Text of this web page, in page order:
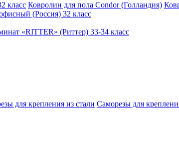
класс Ковролин для пола Condor (Голландия)
(Россия) 32 класс
«RITTER» (Риттер) 33-34 класс
для крепления из стали Саморезы для